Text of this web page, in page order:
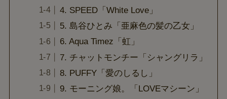
4. SPEED「White Love」
5. 島谷ひとみ「亜麻色の髪の乙女」
6. Aqua Timez「虹」
7. チャットモンチー「シャングリラ」
8. PUFFY「愛のしるし」
9. モーニング娘。「LOVEマシーン」